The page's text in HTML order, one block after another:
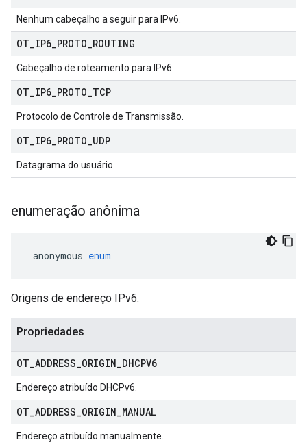
Nenhum cabeçalho a seguir para IPv6.
OT IP6 PROTO ROUTING
Cabeçalho de roteamento para IPv6.
OT IP6 PROTO TCP
Protocolo de Controle de Transmissão.
OT IP6 PROTO UDP
Datagrama do usuário.
enumeração anônima
anonymous enum
Origens de endereço IPv6.
Propriedades
OT ADDRESS ORIGIN DHCPV6
Endereço atribuído DHCPv6.
OT ADDRESS ORIGIN MANUAL
Endereço atribuído manualmente.